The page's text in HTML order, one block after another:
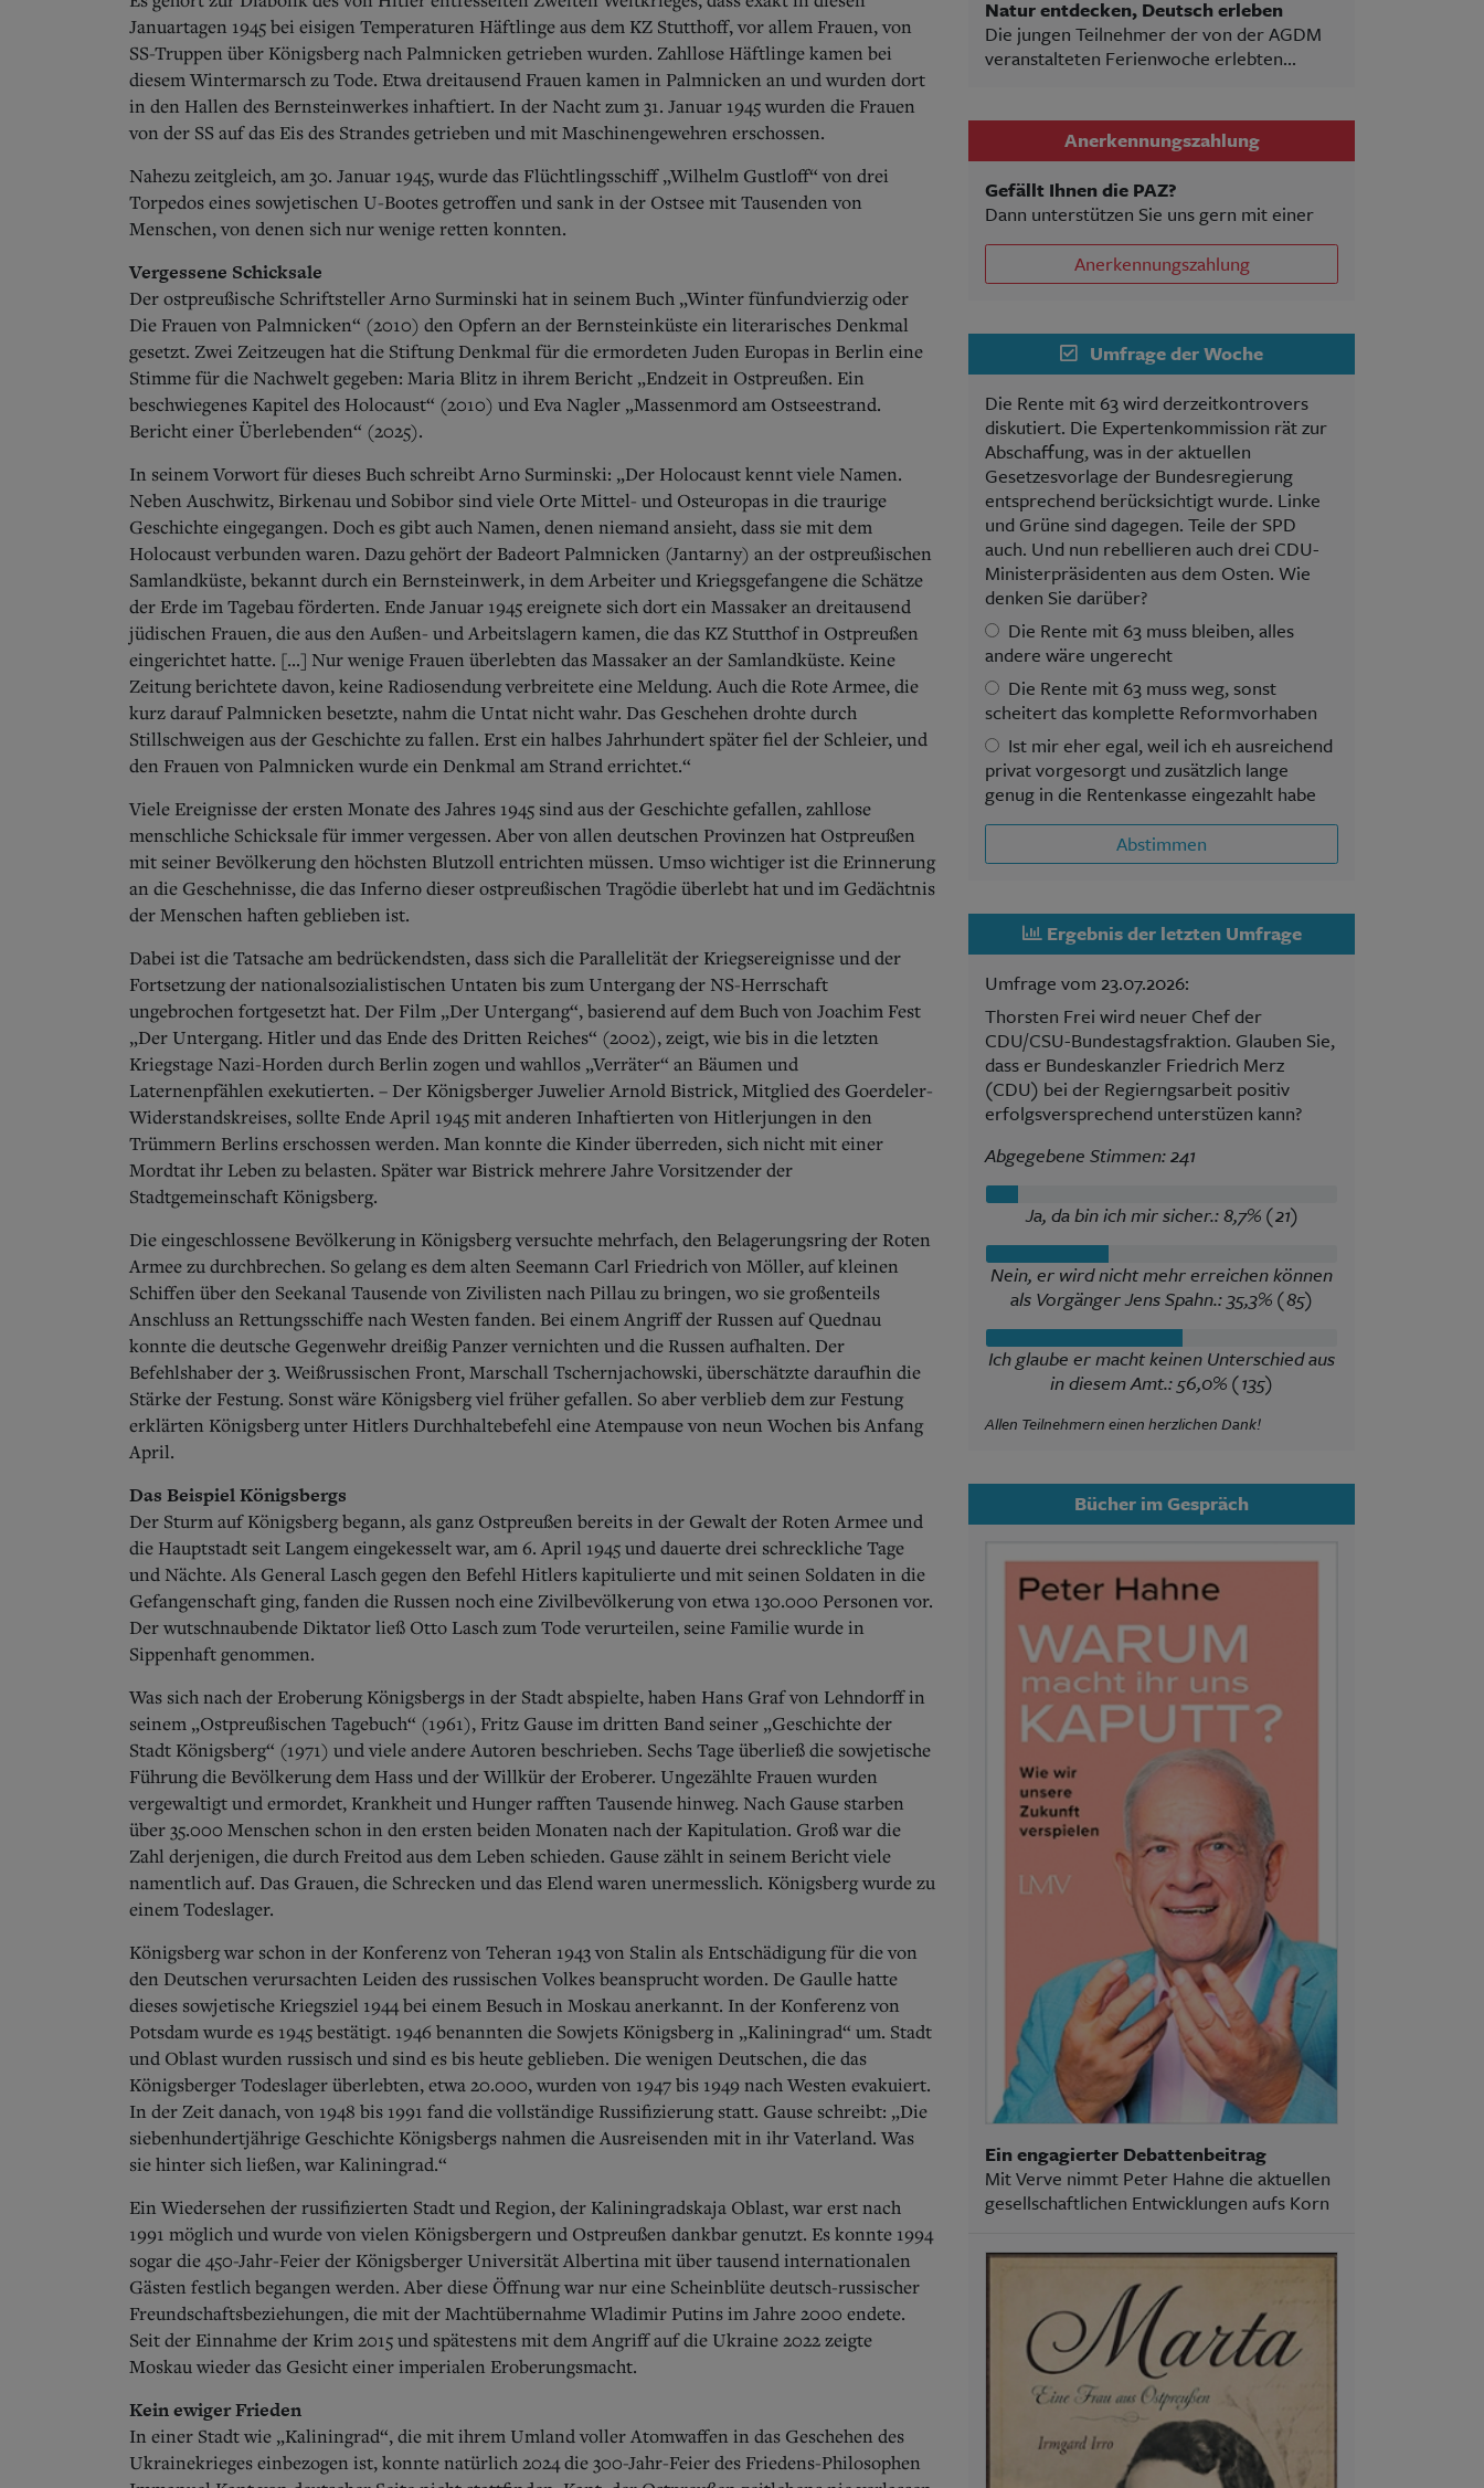
Januartagen 1945 bei eisigen Temperaturen Häftlinge aus dem KZ Stutthoff, vor allem Frauen, von
SS-Truppen über Königsberg nach Palmnicken getrieben wurden. Zahllose Häftlinge kamen bei
diesem Wintermarsch zu Tode. Etwa dreitausend Frauen kamen in Palmnicken an und wurden dort
in den Hallen des Bernsteinwerkes inhaftiert. In der Nacht zum 31. Januar 1945 wurden die Frauen
von der SS auf das Eis des Strandes getrieben und mit Maschinengewehren erschossen.
Nahezu zeitgleich, am 30. Januar 1945, wurde das Flüchtlingsschiff „Wilhelm Gustloff“ von drei
Torpedos eines sowjetischen U-Bootes getroffen und sank in der Ostsee mit Tausenden von
Menschen, von denen sich nur wenige retten konnten.
Vergessene Schicksale
Der ostpreußische Schriftsteller Arno Surminski hat in seinem Buch „Winter fünfundvierzig oder
Die Frauen von Palmnicken“ (2010) den Opfern an der Bernsteinküste ein literarisches Denkmal
gesetzt. Zwei Zeitzeugen hat die Stiftung Denkmal für die ermordeten Juden Europas in Berlin eine
Stimme für die Nachwelt gegeben: Maria Blitz in ihrem Bericht „Endzeit in Ostpreußen. Ein
beschwiegenes Kapitel des Holocaust“ (2010) und Eva Nagler „Massenmord am Ostseestrand.
Bericht einer Überlebenden“ (2025).
In seinem Vorwort für dieses Buch schreibt Arno Surminski: „Der Holocaust kennt viele Namen.
Neben Auschwitz, Birkenau und Sobibor sind viele Orte Mittel- und Osteuropas in die traurige
Geschichte eingegangen. Doch es gibt auch Namen, denen niemand ansieht, dass sie mit dem
Holocaust verbunden waren. Dazu gehört der Badeort Palmnicken (Jantarny) an der ostpreußischen
Samlandküste, bekannt durch ein Bernsteinwerk, in dem Arbeiter und Kriegsgefangene die Schätze
der Erde im Tagebau förderten. Ende Januar 1945 ereignete sich dort ein Massaker an dreitausend
jüdischen Frauen, die aus den Außen- und Arbeitslagern kamen, die das KZ Stutthof in Ostpreußen
eingerichtet hatte. [...] Nur wenige Frauen überlebten das Massaker an der Samlandküste. Keine
Zeitung berichtete davon, keine Radiosendung verbreitete eine Meldung. Auch die Rote Armee, die
kurz darauf Palmnicken besetzte, nahm die Untat nicht wahr. Das Geschehen drohte durch
Stillschweigen aus der Geschichte zu fallen. Erst ein halbes Jahrhundert später fiel der Schleier, und
den Frauen von Palmnicken wurde ein Denkmal am Strand errichtet.“
Viele Ereignisse der ersten Monate des Jahres 1945 sind aus der Geschichte gefallen, zahllose
menschliche Schicksale für immer vergessen. Aber von allen deutschen Provinzen hat Ostpreußen
mit seiner Bevölkerung den höchsten Blutzoll entrichten müssen. Umso wichtiger ist die Erinnerung
an die Geschehnisse, die das Inferno dieser ostpreußischen Tragödie überlebt hat und im Gedächtnis
der Menschen haften geblieben ist.
Dabei ist die Tatsache am bedrückendsten, dass sich die Parallelität der Kriegsereignisse und der
Fortsetzung der nationalsozialistischen Untaten bis zum Untergang der NS-Herrschaft
ungebrochen fortgesetzt hat. Der Film „Der Untergang“, basierend auf dem Buch von Joachim Fest
„Der Untergang. Hitler und das Ende des Dritten Reiches“ (2002), zeigt, wie bis in die letzten
Kriegstage Nazi-Horden durch Berlin zogen und wahllos „Verräter“ an Bäumen und
Laternenpfählen exekutierten. – Der Königsberger Juwelier Arnold Bistrick, Mitglied des Goerdeler-
Widerstandskreises, sollte Ende April 1945 mit anderen Inhaftierten von Hitlerjungen in den
Trümmern Berlins erschossen werden. Man konnte die Kinder überreden, sich nicht mit einer
Mordtat ihr Leben zu belasten. Später war Bistrick mehrere Jahre Vorsitzender der
Stadtgemeinschaft Königsberg.
Die eingeschlossene Bevölkerung in Königsberg versuchte mehrfach, den Belagerungsring der Roten
Armee zu durchbrechen. So gelang es dem alten Seemann Carl Friedrich von Möller, auf kleinen
Schiffen über den Seekanal Tausende von Zivilisten nach Pillau zu bringen, wo sie großenteils
Anschluss an Rettungsschiffe nach Westen fanden. Bei einem Angriff der Russen auf Quednau
konnte die deutsche Gegenwehr dreißig Panzer vernichten und die Russen aufhalten. Der
Befehlshaber der 3. Weißrussischen Front, Marschall Tschernjachowski, überschätzte daraufhin die
Stärke der Festung. Sonst wäre Königsberg viel früher gefallen. So aber verblieb dem zur Festung
erklärten Königsberg unter Hitlers Durchhaltebefehl eine Atempause von neun Wochen bis Anfang
April.
Das Beispiel Königsbergs
Der Sturm auf Königsberg begann, als ganz Ostpreußen bereits in der Gewalt der Roten Armee und
die Hauptstadt seit Langem eingekesselt war, am 6. April 1945 und dauerte drei schreckliche Tage
und Nächte. Als General Lasch gegen den Befehl Hitlers kapitulierte und mit seinen Soldaten in die
Gefangenschaft ging, fanden die Russen noch eine Zivilbevölkerung von etwa 130.000 Personen vor.
Der wutschnaubende Diktator ließ Otto Lasch zum Tode verurteilen, seine Familie wurde in
Sippenhaft genommen.
Was sich nach der Eroberung Königsbergs in der Stadt abspielte, haben Hans Graf von Lehndorff in
seinem „Ostpreußischen Tagebuch“ (1961), Fritz Gause im dritten Band seiner „Geschichte der
Stadt Königsberg“ (1971) und viele andere Autoren beschrieben. Sechs Tage überließ die sowjetische
Führung die Bevölkerung dem Hass und der Willkür der Eroberer. Ungezählte Frauen wurden
vergewaltigt und ermordet, Krankheit und Hunger rafften Tausende hinweg. Nach Gause starben
über 35.000 Menschen schon in den ersten beiden Monaten nach der Kapitulation. Groß war die
Zahl derjenigen, die durch Freitod aus dem Leben schieden. Gause zählt in seinem Bericht viele
namentlich auf. Das Grauen, die Schrecken und das Elend waren unermesslich. Königsberg wurde zu
einem Todeslager.
Königsberg war schon in der Konferenz von Teheran 1943 von Stalin als Entschädigung für die von
den Deutschen verursachten Leiden des russischen Volkes beansprucht worden. De Gaulle hatte
dieses sowjetische Kriegsziel 1944 bei einem Besuch in Moskau anerkannt. In der Konferenz von
Potsdam wurde es 1945 bestätigt. 1946 benannten die Sowjets Königsberg in „Kaliningrad“ um. Stadt
und Oblast wurden russisch und sind es bis heute geblieben. Die wenigen Deutschen, die das
Königsberger Todeslager überlebten, etwa 20.000, wurden von 1947 bis 1949 nach Westen evakuiert.
In der Zeit danach, von 1948 bis 1991 fand die vollständige Russifizierung statt. Gause schreibt: „Die
siebenhundertjährige Geschichte Königsbergs nahmen die Ausreisenden mit in ihr Vaterland. Was
sie hinter sich ließen, war Kaliningrad.“
Ein Wiedersehen der russifizierten Stadt und Region, der Kaliningradskaja Oblast, war erst nach
1991 möglich und wurde von vielen Königsbergern und Ostpreußen dankbar genutzt. Es konnte 1994
sogar die 450-Jahr-Feier der Königsberger Universität Albertina mit über tausend internationalen
Gästen festlich begangen werden. Aber diese Öffnung war nur eine Scheinblüte deutsch-russischer
Freundschaftsbeziehungen, die mit der Machtübernahme Wladimir Putins im Jahre 2000 endete.
Seit der Einnahme der Krim 2015 und spätestens mit dem Angriff auf die Ukraine 2022 zeigte
Moskau wieder das Gesicht einer imperialen Eroberungsmacht.
Kein ewiger Frieden
In einer Stadt wie „Kaliningrad“, die mit ihrem Umland voller Atomwaffen in das Geschehen des
Ukrainekrieges einbezogen ist, konnte natürlich 2024 die 300-Jahr-Feier des Friedens-Philosophen
Natur entdecken, Deutsch erleben
Die jungen Teilnehmer der von der AGDM
veranstalteten Ferienwoche erlebten...
Anerkennungszahlung
Gefällt Ihnen die PAZ?
Dann unterstützen Sie uns gern mit einer
Anerkennungszahlung
Umfrage der Woche
Die Rente mit 63 wird derzeitkontrovers
diskutiert. Die Expertenkommission rät zur
Abschaffung, was in der aktuellen
Gesetzesvorlage der Bundesregierung
entsprechend berücksichtigt wurde. Linke
und Grüne sind dagegen. Teile der SPD
auch. Und nun rebellieren auch drei CDU-
Ministerpräsidenten aus dem Osten. Wie
denken Sie darüber?
Die Rente mit 63 muss bleiben, alles
andere wäre ungerecht
Die Rente mit 63 muss weg, sonst
scheitert das komplette Reformvorhaben
Ist mir eher egal, weil ich eh ausreichend
privat vorgesorgt und zusätzlich lange
genug in die Rentenkasse eingezahlt habe
Abstimmen
Ergebnis der letzten Umfrage
Umfrage vom 23.07.2026:
Thorsten Frei wird neuer Chef der
CDU/CSU-Bundestagsfraktion. Glauben Sie,
dass er Bundeskanzler Friedrich Merz
(CDU) bei der Regierngsarbeit positiv
erfolgsversprechend unterstüzen kann?
Abgegebene Stimmen: 241
Ja, da bin ich mir sicher.: 8,7% (21)
Nein, er wird nicht mehr erreichen können
als Vorgänger Jens Spahn.: 35,3% (85)
Ich glaube er macht keinen Unterschied aus
in diesem Amt.: 56,0% (135)
Allen Teilnehmern einen herzlichen Dank!
Bücher im Gespräch
Ein engagierter Debattenbeitrag
Mit Verve nimmt Peter Hahne die aktuellen
gesellschaftlichen Entwicklungen aufs Korn